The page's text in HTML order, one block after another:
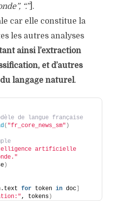
“.”].
car elle constitue la
les autres analyses
ainsi l’extraction
et d’autres
langage naturel.
de langue française
( "fr_core_news_sm" )
artificielle
)
for token in doc]
, tokens)